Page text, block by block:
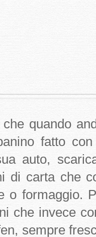
fatto
auto,
di carta che
o formaggio.
che invece
sempre